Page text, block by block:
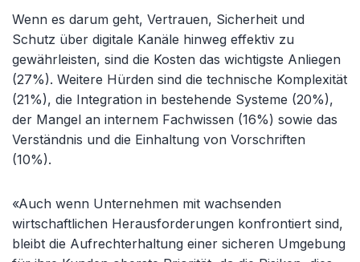
Wenn es darum geht, Vertrauen, Sicherheit und
Schutz über digitale Kanäle hinweg effektiv zu
gewährleisten, sind die Kosten das wichtigste Anliegen
(27%). Weitere Hürden sind die technische Komplexität
(21%), die Integration in bestehende Systeme (20%),
der Mangel an internem Fachwissen (16%) sowie das
Verständnis und die Einhaltung von Vorschriften
(10%).
«Auch wenn Unternehmen mit wachsenden
wirtschaftlichen Herausforderungen konfrontiert sind,
bleibt die Aufrechterhaltung einer sicheren Umgebung